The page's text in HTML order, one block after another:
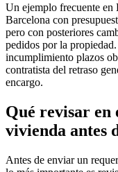
Un ejemplo frecuente en
Barcelona con
pero con posteriores
pedidos por la
incumplimiento plazos
contratista del retraso
encargo.
Qué revisar en
vivienda antes
Antes de enviar un